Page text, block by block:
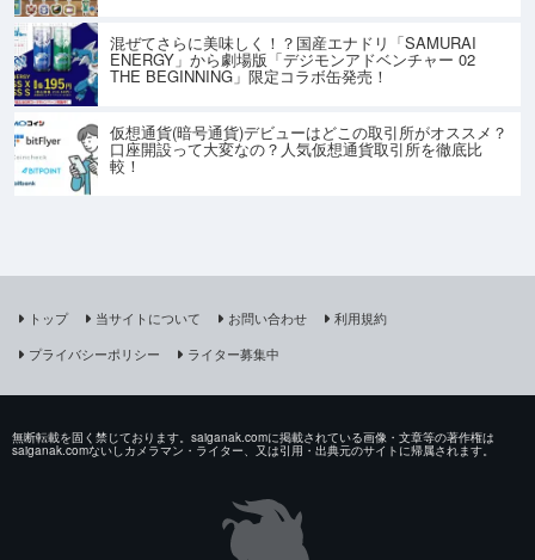
混ぜてさらに美味しく！？国産エナドリ「SAMURAI
ENERGY」から劇場版「デジモンアドベンチャー 02
THE BEGINNING」限定コラボ缶発売！
仮想通貨(暗号通貨)デビューはどこの取引所がオススメ？
口座開設って大変なの？人気仮想通貨取引所を徹底比
較！
トップ 当サイトについて お問い合わせ
利用規約
プライバシーポリシー
ライター募集中
無断転載を固く禁じております。saiganak.comに掲載されている画像・文章等の著作権は
saiganak.comないしカメラマン・ライター、又は引用・出典元のサイトに帰属されます。